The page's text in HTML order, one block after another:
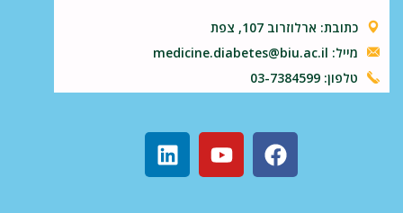
כתובת: ארלוזרוב 107, צפת
מייל: medicine.diabetes@biu.ac.il
טלפון: 03-7384599